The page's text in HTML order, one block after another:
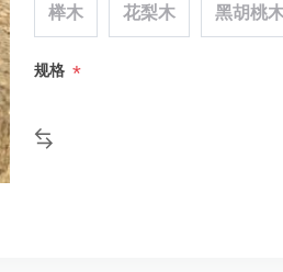
榉木 花梨木 黑胡桃
规格 *